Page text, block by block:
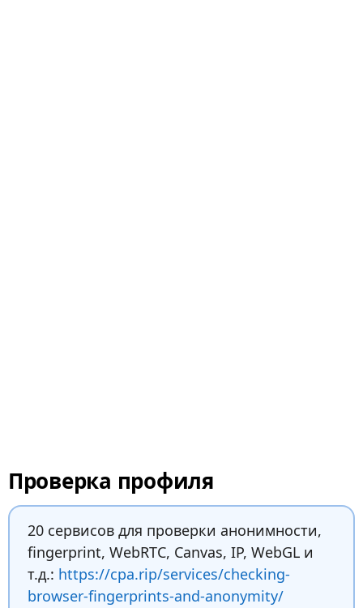
Проверка профиля
20 сервисов для проверки анонимности,
fingerprint, WebRTC, Canvas, IP, WebGL и
т.д.: https://cpa.rip/services/checking-
browser-fingerprints-and-anonymity/